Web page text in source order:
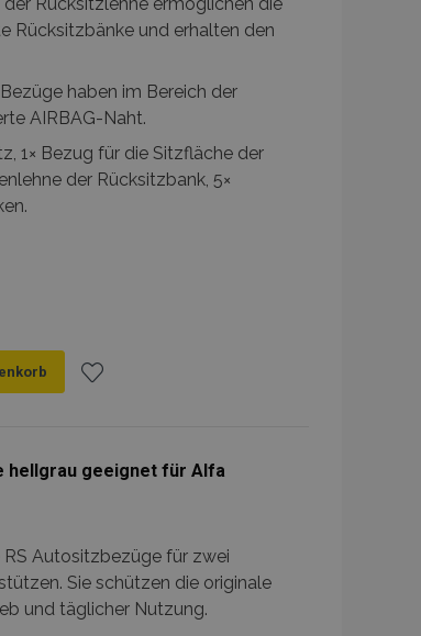
Rücksitzbänke und erhalten den
haben im Bereich der
AIRBAG-Naht.
1× Bezug für die Sitzfläche der
der Rücksitzbank, 5×
hellgrau geeignet für Alfa
Autositzbezüge für zwei
Sie schützen die originale
und täglicher Nutzung.